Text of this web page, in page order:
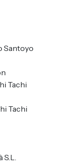
Santoyo
Tachi
Tachi
S.L.